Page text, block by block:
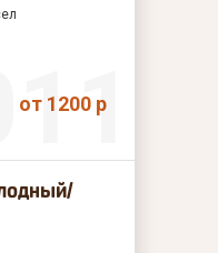
от 1200 р